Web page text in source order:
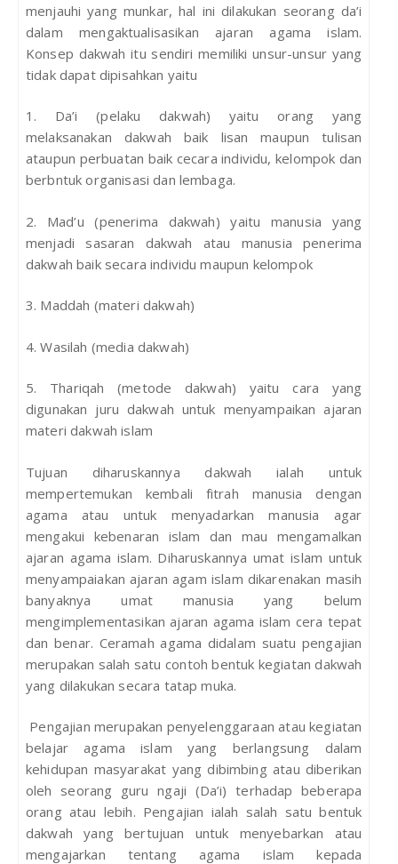
menjauhi yang munkar, hal ini dilakukan seorang da’i
dalam mengaktualisasikan ajaran agama islam.
Konsep dakwah itu sendiri memiliki unsur-unsur yang
tidak dapat dipisahkan yaitu
1. Da’i (pelaku dakwah) yaitu orang yang
melaksanakan dakwah baik lisan maupun tulisan
ataupun perbuatan baik cecara individu, kelompok dan
berbntuk organisasi dan lembaga.
2. Mad’u (penerima dakwah) yaitu manusia yang
menjadi sasaran dakwah atau manusia penerima
dakwah baik secara individu maupun kelompok
3. Maddah (materi dakwah)
4. Wasilah (media dakwah)
5. Thariqah (metode dakwah) yaitu cara yang
digunakan juru dakwah untuk menyampaikan ajaran
materi dakwah islam
Tujuan diharuskannya dakwah ialah untuk
mempertemukan kembali fitrah manusia dengan
agama atau untuk menyadarkan manusia agar
mengakui kebenaran islam dan mau mengamalkan
ajaran agama islam. Diharuskannya umat islam untuk
menyampaiakan ajaran agam islam dikarenakan masih
banyaknya umat manusia yang belum
mengimplementasikan ajaran agama islam cera tepat
dan benar. Ceramah agama didalam suatu pengajian
merupakan salah satu contoh bentuk kegiatan dakwah
yang dilakukan secara tatap muka.
Pengajian merupakan penyelenggaraan atau kegiatan
belajar agama islam yang berlangsung dalam
kehidupan masyarakat yang dibimbing atau diberikan
oleh seorang guru ngaji (Da’i) terhadap beberapa
orang atau lebih. Pengajian ialah salah satu bentuk
dakwah yang bertujuan untuk menyebarkan atau
mengajarkan tentang agama islam kepada